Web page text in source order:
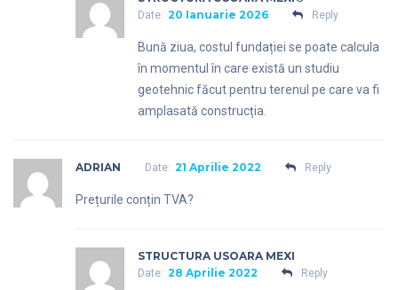
Date: 20 Ianuarie 2026 Reply
Bună ziua, costul fundației se poate calcula
în momentul în care există un studiu
geotehnic făcut pentru terenul pe care va fi
amplasată construcția.
ADRIAN Date: 21 Aprilie 2022 Reply
Prețurile conțin TVA?
STRUCTURA USOARA MEXI
Date: 28 Aprilie 2022 Reply